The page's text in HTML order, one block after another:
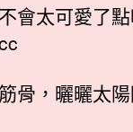
會太可愛了點
骨，曬曬太